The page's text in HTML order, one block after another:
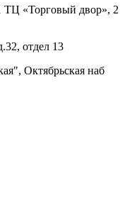
ТЦ «Торговый двор», 2
отдел 13
Октябрьская наб